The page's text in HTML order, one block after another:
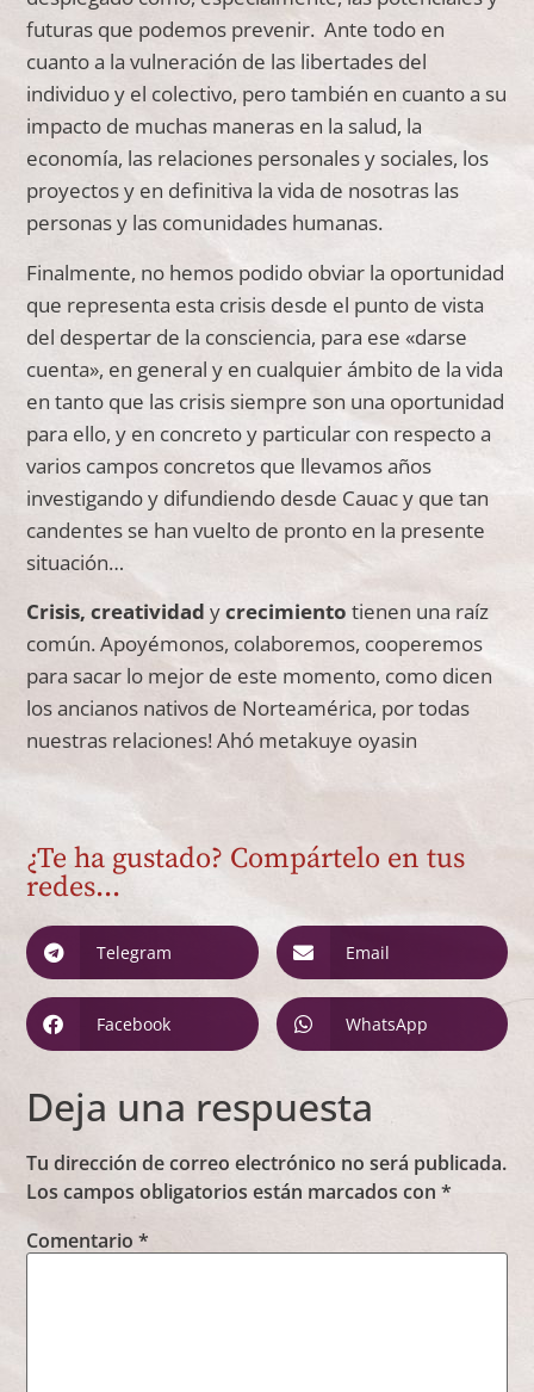
futuras que podemos prevenir. Ante todo en
cuanto a la vulneración de las libertades del
individuo y el colectivo, pero también en cuanto a su
impacto de muchas maneras en la salud, la
economía, las relaciones personales y sociales, los
proyectos y en definitiva la vida de nosotras las
personas y las comunidades humanas.
Finalmente, no hemos podido obviar la oportunidad
que representa esta crisis desde el punto de vista
del despertar de la consciencia, para ese «darse
cuenta», en general y en cualquier ámbito de la vida
en tanto que las crisis siempre son una oportunidad
para ello, y en concreto y particular con respecto a
varios campos concretos que llevamos años
investigando y difundiendo desde Cauac y que tan
candentes se han vuelto de pronto en la presente
situación…
Crisis, creatividad ycrecimiento tienen una raíz
común. Apoyémonos, colaboremos, cooperemos
para sacar lo mejor de este momento, como dicen
los ancianos nativos de Norteamérica, por todas
nuestras relaciones! Ahó metakuye oyasin
¿Te ha gustado? Compártelo en tus
redes...
Telegram Email
Facebook WhatsApp
Deja una respuesta
Tu dirección de correo electrónico no será publicada.
Los campos obligatorios están marcados con*
Comentario*